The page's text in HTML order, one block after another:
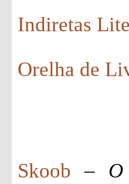
Indiretas
Orelha de
Skoob –